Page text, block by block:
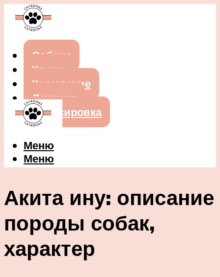
Собаки
Кошки
Кормление
Лечение
Дрессировка
Меню
Меню
Акита ину: описание
породы собак,
характер